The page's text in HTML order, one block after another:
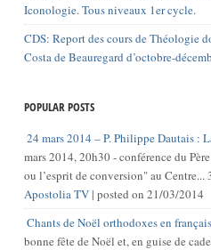
Iconologie. Tous niveaux 1er cycle.
CDS: Report des cours de Théologie
Costa de Beauregard d’octobre-
POPULAR POSTS
24 mars 2014 – P. Philippe Dautais :
mars 2014, 20h30 - conférence du
ou l’esprit de conversion" au Centre...
Apostolia TV| posted on 21/03/2014
Chants de Noël orthodoxes en français
bonne fête de Noël et, en guise de